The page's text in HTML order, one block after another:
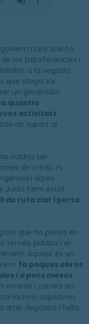
municipal ha
les transferències i
a la vegada
que ofega els
un generador
quantia
activitats
de suport al
caldria ser
de crèdit, ni
i altres
Junts hem estat
de ruta clar i porta
que no pensa en
serveis públics i el
Aquest és un
fa poques obres
i a pocs mesos
i carrers en
esportives
amb degoters i falta